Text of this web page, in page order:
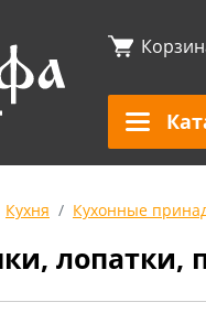
Кухня Кухонные
лопатки,